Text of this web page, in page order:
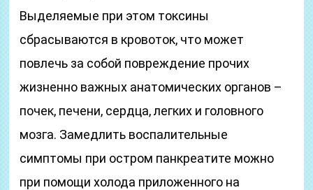
Выделяемые при этом токсины
сбрасываются в кровоток, что может
повлечь за собой повреждение прочих
жизненно важных анатомических органов –
почек, печени, сердца, легких и головного
мозга. Замедлить воспалительные
симптомы при остром панкреатите можно
при помощи холода приложенного на